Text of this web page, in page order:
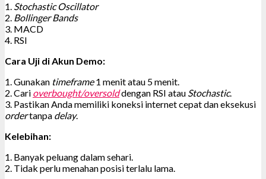
1. Stochastic Oscillator
2. Bollinger Bands
3. MACD
4. RSI
Cara Uji di Akun Demo:
1. Gunakan timeframe1 menit atau 5 menit.
2. Cari overbought/oversolddengan RSI atau Stochastic.
3. Pastikan Anda memiliki koneksi internet cepat dan eksekusi
ordertanpa delay.
Kelebihan:
1. Banyak peluang dalam sehari.
2. Tidak perlu menahan posisi terlalu lama.